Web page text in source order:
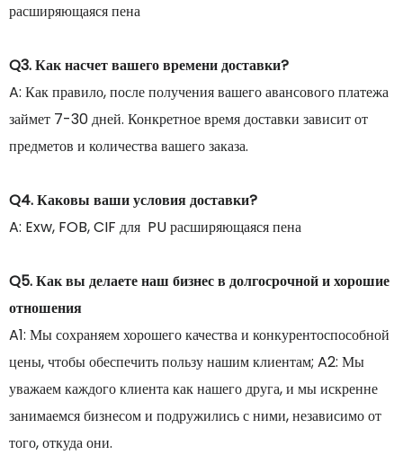
расширяющаяся пена
Q3. Как насчет вашего времени доставки?
A: Как правило, после получения вашего авансового платежа
займет 7-30 дней. Конкретное время доставки зависит от
предметов и количества вашего заказа.
Q4. Каковы ваши условия доставки?
A: Exw, FOB, CIF для PU расширяющаяся пена
Q5. Как вы делаете наш бизнес в долгосрочной и хорошие
отношения
A1: Мы сохраняем хорошего качества и конкурентоспособной
цены, чтобы обеспечить пользу нашим клиентам; A2: Мы
уважаем каждого клиента как нашего друга, и мы искренне
занимаемся бизнесом и подружились с ними, независимо от
того, откуда они.